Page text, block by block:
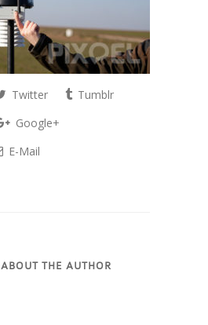
Twitter
Tumblr
Google+
E-Mail
ABOUT THE AUTHOR